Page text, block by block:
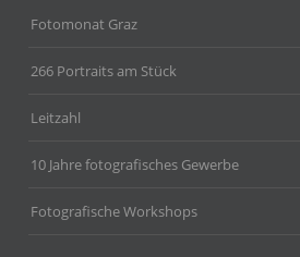
Fotomonat Graz
266 Portraits am Stück
Leitzahl
10 Jahre fotografisches Gewerbe
Fotografische Workshops